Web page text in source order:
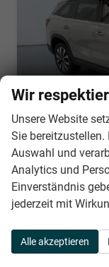
Skoda Kodiaq
unverbindliche
Kraftstoff Benzin
Wir
Unsere Website
Sie
Auswahl und
Analytics und
Einverständnis
jederzeit mit
Alle akzeptieren